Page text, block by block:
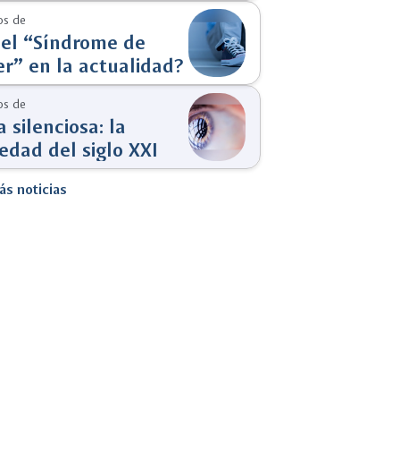
de
“Síndrome de
en la actualidad?
de
silenciosa: la
del siglo XXI
noticias